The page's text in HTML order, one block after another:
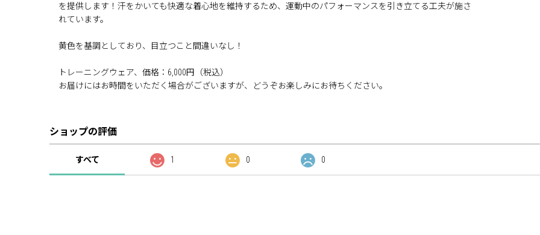
を提供します！汗をかいても快適な着心地を維持するため、運動中のパフォーマンスを引き立てる工夫が施さ
れています。
黄色を基調としており、目立つこと間違いなし！
トレーニングウェア、価格：6,000円（税込）
お届けにはお時間をいただく場合がございますが、どうぞお楽しみにお待ちください。
ショップの評価
すべて 1 0 0